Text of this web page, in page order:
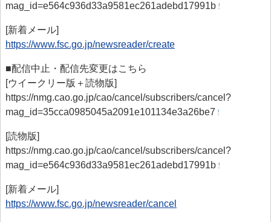
mag_id=e564c936d33a9581ec261adebd17991b
[新着メール]
https://www.fsc.go.jp/newsreader/create
■配信中止・配信先変更はこちら
[ウイークリー版＋読物版]
https://nmg.cao.go.jp/cao/cancel/subscribers/cancel?
mag_id=35cca0985045a2091e101134e3a26be7
[読物版]
https://nmg.cao.go.jp/cao/cancel/subscribers/cancel?
mag_id=e564c936d33a9581ec261adebd17991b
[新着メール]
https://www.fsc.go.jp/newsreader/cancel